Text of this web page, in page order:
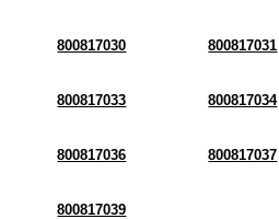
800817030 800817031
800817033 800817034
800817036 800817037
800817039